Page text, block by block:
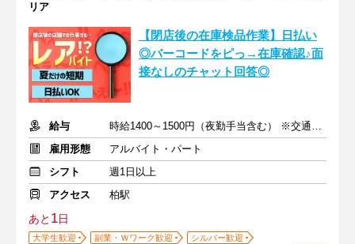
リア
【閉店後の在庫検品作業】日払い
◎バーコードをピっ→在庫確認♪面
接なしのチャット回答◎
給与
時給1400～1500円（夜勤手当含む） ※交通費規定内支給
雇用形態
アルバイト・パート
シフト
週1日以上
アクセス
柏駅
あと 1日
大学生歓迎 副業・Ｗワーク歓迎
シルバー歓迎